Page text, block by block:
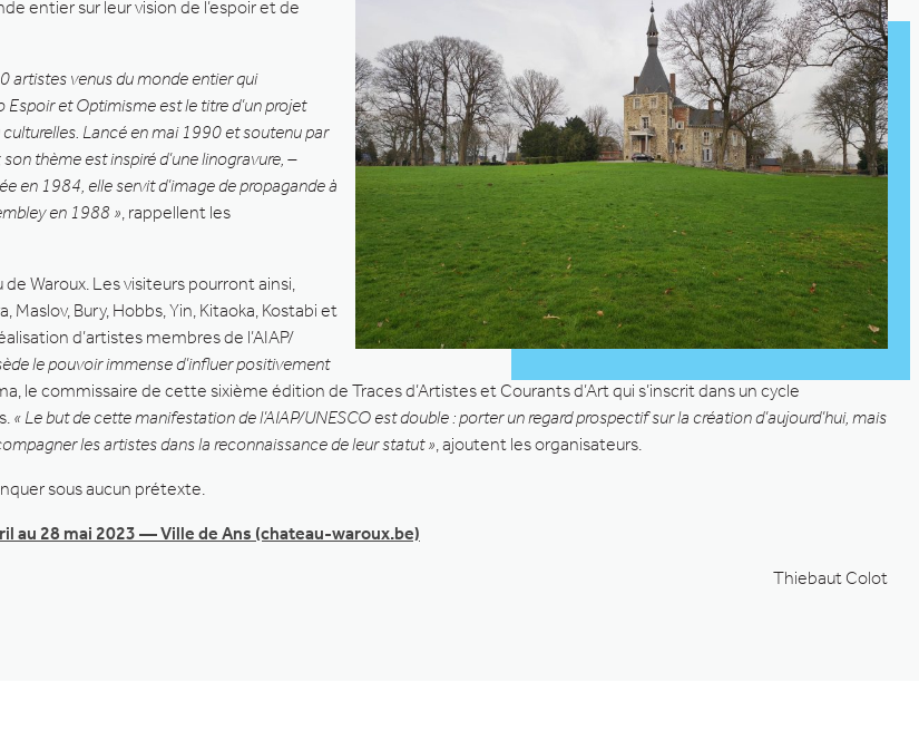
entier sur leur vision de l’espoir et de
artistes venus du monde entier qui
Espoir et Optimisme est le titre d’un projet
Lancé en mai 1990 et soutenu par
thème est inspiré d’une linogravure, –
en 1984, elle servit d’image de propagande à
en 1988 », rappellent les
Waroux. Les visiteurs pourront ainsi,
Bury, Hobbs, Yin, Kitaoka, Kostabi et
d’artistes membres de l’AIAP/
le pouvoir immense d’influer positivement
le commissaire de cette sixième édition de Traces d’Artistes et Courants d’Art qui s’inscrit dans un cycle
« Le but de cette manifestation de l’AIAP/UNESCO est double : porter un regard prospectif sur la création d’aujourd’hui, mais
les artistes dans la reconnaissance de leur statut », ajoutent les organisateurs.
sous aucun prétexte.
au 28 mai 2023 — Ville de Ans (chateau-waroux.be)
Thiebaut Colot